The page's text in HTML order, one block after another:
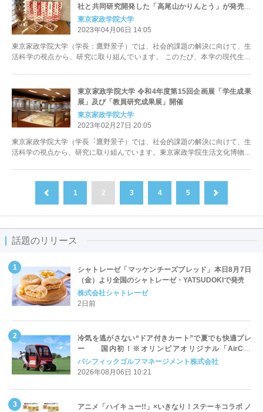
社と共同研究開発した「高尾山かりんとう」が発売さ
れました
東京家政学院大学
2023年04月06日 14:05
東京家政学院大学（学長：鷹野景子）では、社会的課題の解決に向けて、生
活科学の視点から、研究に取り組んでいます。 このたび、本学の現代生活
東京家政学院大学 令和4年度第15回企画展「学生成果
展」及び「教員研究成果展」開催
東京家政学院大学
2023年02月27日 20:05
東京家政学院大学（学長︓鷹野景子）では、社会的課題の解決に向けて、生
活科学の視点から、研究に取り組んでいます。東京家政学院生活文化博物館
1 2 3 4 5
話題のリリース
シャトレーゼ「マッケンチーズブレッド」本日8月7日
（金）より全国のシャトレーゼ・YATSUDOKIで発売
株式会社シャトレーゼ
2日前
冷気を逃がさない“ドア付きカート”で夏でも快適プレ
ー 国内初！※オリンピアオリジナル「AirCon
Cart（エアコンカート）」導入 | ＰＧＭ
パシフィックゴルフマネージメント株式会社
2026年08月06日 10:21
アニメ「ハイキュー!!」×いきなり！ステーキコラボ ノ